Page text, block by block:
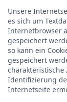
Unsere
es sich um
Internetbrowser
gespeichert
so kann ein
gespeichert
charakteristische
Identifizierung
Internetseite